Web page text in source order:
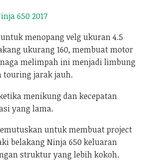
650 2017
menopang velg ukuran 4.5
ukurang 160, membuat motor
melimpah ini menjadi limbung
touring jarak jauh.
menikung dan kecepatan
yang lama.
untuk membuat project
belakang Ninja 650 keluaran
struktur yang lebih kokoh.